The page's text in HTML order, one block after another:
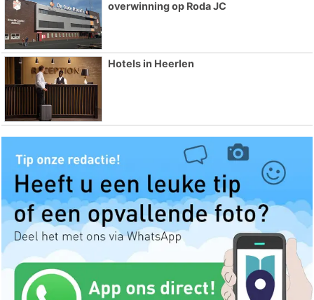
overwinning op Roda JC
Hotels in Heerlen